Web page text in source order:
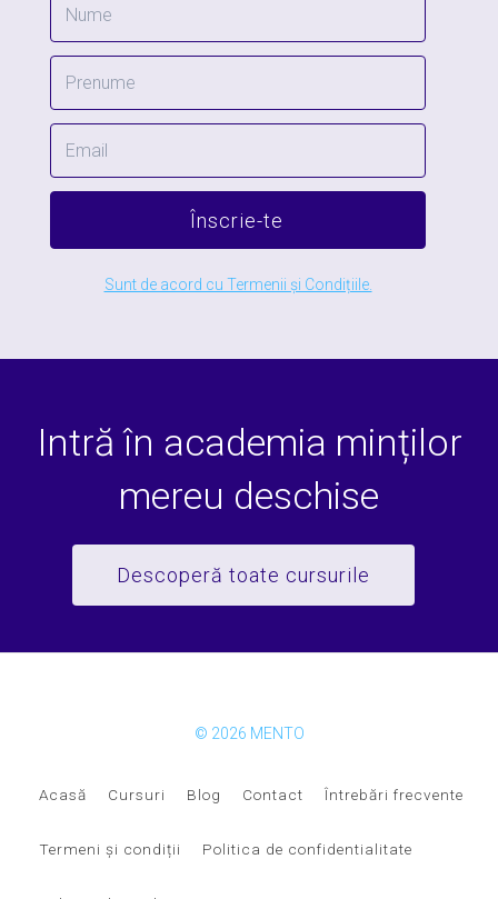
Înscrie-te
Sunt de acord cu Termenii și Condițiile.
Intră în academia minților
mereu deschise
Descoperă toate cursurile
© 2026 MENTO
Acasă Cursuri Blog Contact Întrebări frecvente
Termeni și condiții Politica de confidentialitate